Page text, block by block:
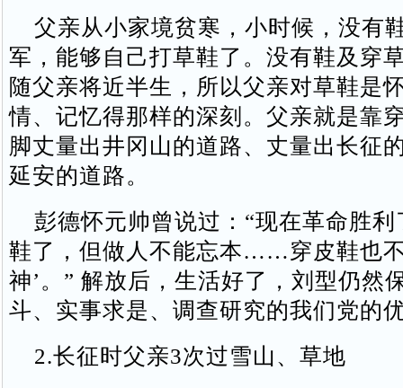
父亲从小家境贫寒，小时候，没有
军，能够自己打草鞋了。没有鞋及穿
随父亲将近半生，所以父亲对草鞋是
情、记忆得那样的深刻。父亲就是靠
脚丈量出井冈山的道路、丈量出长征
延安的道路。
彭德怀元帅曾说过：“现在革命胜利
鞋了，但做人不能忘本……穿皮鞋也
神’。” 解放后，生活好了，刘型仍然
斗、实事求是、调查研究的我们党的
2.长征时父亲3次过雪山、草地